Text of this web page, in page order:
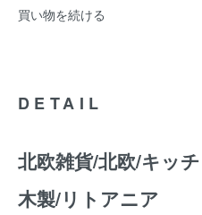
買い物を続ける
DETAIL
北欧雑貨/北欧/キッ
木製/リトアニア